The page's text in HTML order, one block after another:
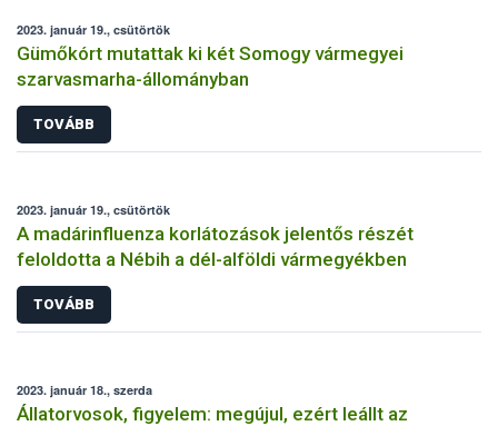
2023. január 19., csütörtök
Gümőkórt mutattak ki két Somogy vármegyei
szarvasmarha-állományban
TOVÁBB
2023. január 19., csütörtök
A madárinfluenza korlátozások jelentős részét
feloldotta a Nébih a dél-alföldi vármegyékben
TOVÁBB
2023. január 18., szerda
Állatorvosok, figyelem: megújul, ezért leállt az